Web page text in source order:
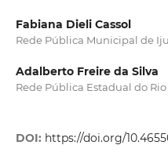
Fabiana Dieli Cassol
Rede Pública Municipal de
Adalberto Freire da Silva
Rede Pública Estadual do
DOI: https://doi.org/